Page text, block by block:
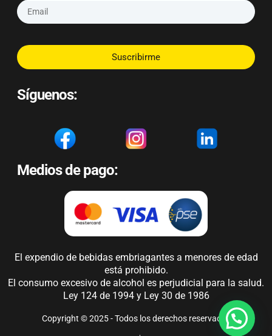
Suscribirme
Síguenos:
Medios de pago:
El expendio de bebidas embriagantes a menores de edad
está prohibido.
El consumo excesivo de alcohol es perjudicial para la salud.
Ley 124 de 1994 y Ley 30 de 1986
Copyright © 2025 - Todos los derechos reservados